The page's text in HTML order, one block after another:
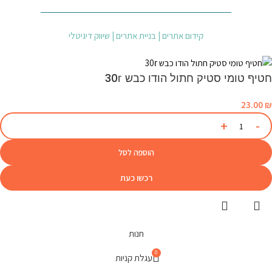
קידום אתרים | בניית אתרים | שיווק דיגיטלי
חטיף טומי סטיק חתול הודו כבש 30г
23.00 ₪
הוספה לסל
רכשו כעת
חנות
0 עגלת קניות